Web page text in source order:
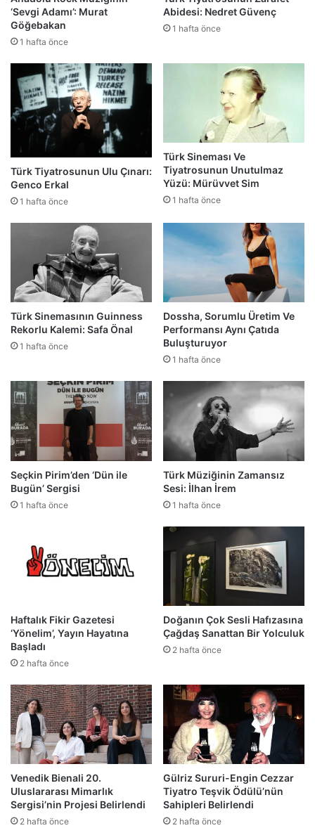
‘Sevgi Adamı’: Murat
Göğebakan
1 hafta önce
Abidesi: Nedret Güvenç
1 hafta önce
Türk Tiyatrosunun Ulu Çınarı:
Genco Erkal
1 hafta önce
Türk Sineması Ve
Tiyatrosunun Unutulmaz
Yüzü: Mürüvvet Sim
1 hafta önce
Türk Sinemasının Guinness
Rekorlu Kalemi: Safa Önal
1 hafta önce
Dossha, Sorumlu Üretim Ve
Performansı Aynı Çatıda
Buluşturuyor
1 hafta önce
Seçkin Pirim’den ‘Dün ile
Bugün’ Sergisi
1 hafta önce
Türk Müziğinin Zamansız
Sesi: İlhan İrem
1 hafta önce
Haftalık Fikir Gazetesi
‘Yönelim’, Yayın Hayatına
Başladı
2 hafta önce
Doğanın Çok Sesli Hafızasına
Çağdaş Sanattan Bir Yolculuk
2 hafta önce
Venedik Bienali 20.
Uluslararası Mimarlık
Sergisi’nin Projesi Belirlendi
2 hafta önce
Gülriz Sururi-Engin Cezzar
Tiyatro Teşvik Ödülü’nün
Sahipleri Belirlendi
2 hafta önce